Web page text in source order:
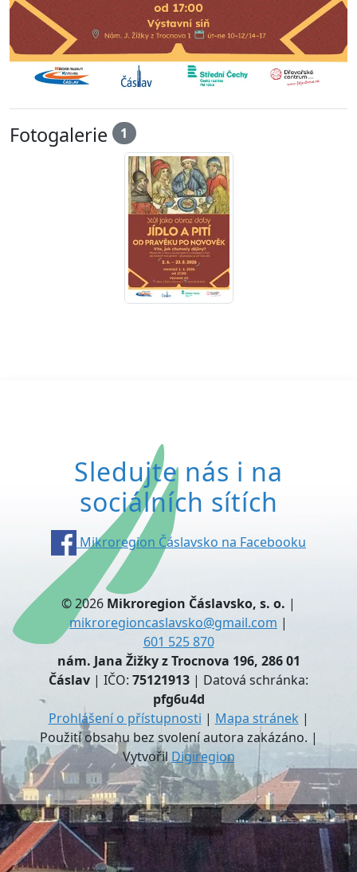
Fotogalerie 1
Sledujte nás i na
sociálních sítích
Mikroregion Čáslavsko na Facebooku
© 2026 Mikroregion Čáslavsko, s. o. |
mikroregioncaslavsko@gmail.com |
601 525 870
nám. Jana Žižky z Trocnova 196, 286 01
Čáslav | IČO: 75121913 | Datová schránka:
pfg6u4d
Prohlášení o přístupnosti | Mapa stránek |
Použití obsahu bez svolení autora zakázáno. |
Vytvořil Digiregion